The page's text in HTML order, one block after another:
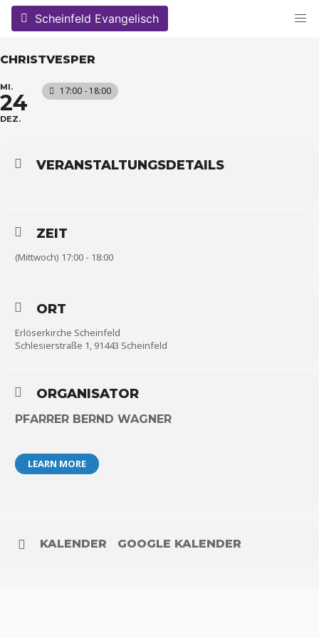
Skip
Scheinfeld Evangelisch
CHRISTVESPER
MI.
24
DEZ.
17:00 - 18:00
VERANSTALTUNGSDETAILS
ZEIT
(Mittwoch) 17:00 - 18:00
ORT
Erlöserkirche Scheinfeld
Schlesierstraße 1, 91443 Scheinfeld
ORGANISATOR
PFARRER BERND WAGNER
LEARN MORE
KALENDER GOOGLE KALENDER